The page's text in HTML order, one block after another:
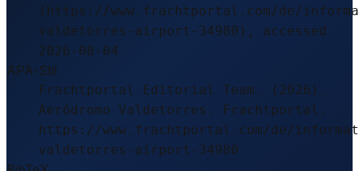
(https://www.frachtportal.com/de/
valdetorres-airport-34980), accessed
2026-08-04
APA-Stil
Frachtportal Editorial Team. (2026).
Aeródromo Valdetorres. Frachtportal.
https://www.frachtportal.com/de/
valdetorres-airport-34980